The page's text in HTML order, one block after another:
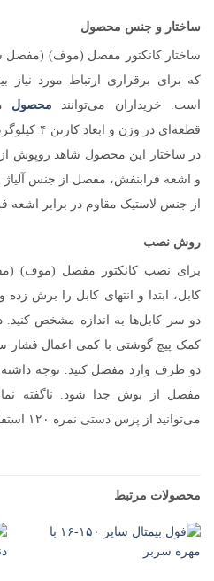
ساختار و جنس محصول
که برای برقراری ارتباط مورد نیاز
است. خریداران می‌توانند محصول
در ساختار این محصول شاهد روپوش از
و اشعه فرابنفش، مفصل از جنس آلیاژ
از جنس لاستیک مقاوم در برابر اشعه
روش نصب
کابل، ابتدا و انتهای کابل را برش
دو سر کابل‌ها به اندازه مشخص
کمک پیچ گوشتی با کمی اعمال فشار
دو طرف وارد مفصل کنید. توجه داشته
مفصل از بوش جدا شود. ناگفته
می‌توانید از پرس دستی نمره ۱۲۰ استفاده کنید.
محصولات مرتبط